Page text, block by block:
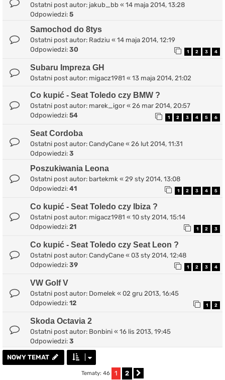
Ostatni post autor: jakub_bb « 14 maja 2014, 13:28
Odpowiedzi: 5
Samochod do 8tys
Ostatni post autor: Radziu « 14 maja 2014, 12:19
Odpowiedzi: 30 1 2 3 4
Subaru Impreza GH
Ostatni post autor: migacz1981 « 13 maja 2014, 21:02
Co kupić - Seat Toledo czy BMW ?
Ostatni post autor: marek_igor « 26 mar 2014, 20:57
Odpowiedzi: 54 1 2 3 4 5 6
Seat Cordoba
Ostatni post autor: CandyCane « 26 lut 2014, 11:31
Odpowiedzi: 3
Poszukiwania Leona
Ostatni post autor: bartekmk « 29 sty 2014, 13:08
Odpowiedzi: 41 1 2 3 4 5
Co kupić - Seat Toledo czy Ibiza ?
Ostatni post autor: migacz1981 « 10 sty 2014, 15:14
Odpowiedzi: 21 1 2 3
Co kupić - Seat Toledo czy Seat Leon ?
Ostatni post autor: CandyCane « 03 sty 2014, 12:48
Odpowiedzi: 39 1 2 3 4
VW Golf V
Ostatni post autor: Domelek « 02 gru 2013, 16:45
Odpowiedzi: 12 1 2
Skoda Octavia 2
Ostatni post autor: Bonbini « 16 lis 2013, 19:45
Odpowiedzi: 3
NOWY TEMAT
Tematy: 46 1 2